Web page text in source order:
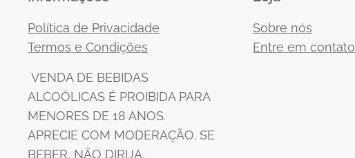
Política de Privacidade
Termos e Condições
VENDA DE BEBIDAS
ALCOÓLICAS É PROIBIDA PARA
MENORES DE 18 ANOS.
APRECIE COM MODERAÇÃO. SE
BEBER, NÃO DIRIJA.
Sobre nós
Entre em contato